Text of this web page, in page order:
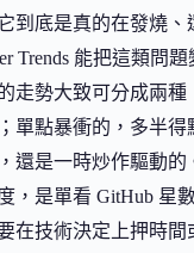
到底是真的在發燒、
Trends 能把這類問
走勢大致可分成兩種
單點暴衝的，多半得
還是一時炒作驅動的
，是單看 GitHub 星
在技術決定上押時間